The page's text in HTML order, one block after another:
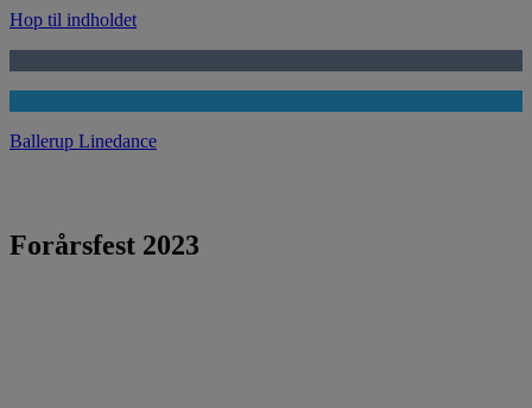
Hop til indholdet
Ballerup Linedance
Forårsfest 2023